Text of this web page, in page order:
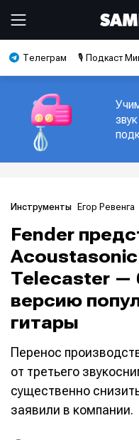
Телеграм 🎙️ Подкаст
Инструменты Егор Ревенга
Fender
Telecaster —
версию
гитары
Перенос
от третьего
существенно
заявили в компании.